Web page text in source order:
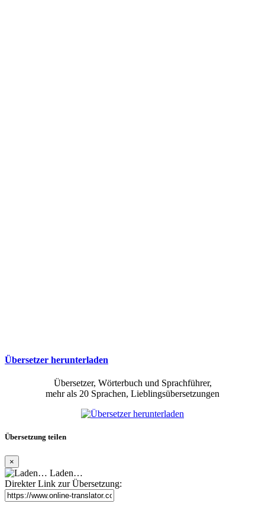
Übersetzer herunterladen
Übersetzer, Wörterbuch und Sprachführer,
mehr als 20 Sprachen, Lieblingsübersetzungen
Übersetzung teilen
×
Laden…
Direkter Link zur Übersetzung: